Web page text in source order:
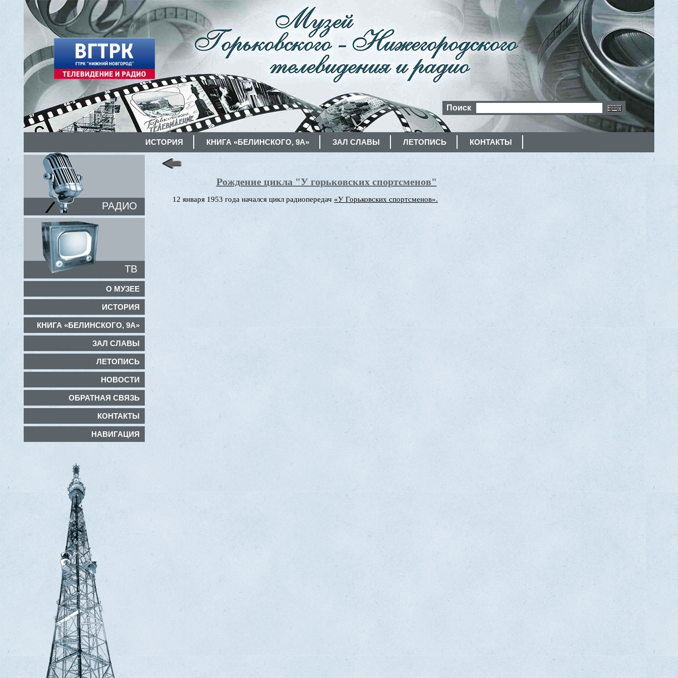
Поиск
ИСТОРИЯ КНИГА «БЕЛИНСКОГО, 9А» ЗАЛ СЛАВЫ ЛЕТОПИСЬ КОНТАКТЫ
РАДИО
ТВ
О МУЗЕЕ
ИСТОРИЯ
КНИГА «БЕЛИНСКОГО, 9А»
ЗАЛ СЛАВЫ
ЛЕТОПИСЬ
НОВОСТИ
ОБРАТНАЯ СВЯЗЬ
КОНТАКТЫ
НАВИГАЦИЯ
Рождение цикла "У горьковских спортсменов"
12 января 1953 года начался цикл радиопередач «У Горьковских спортсменов».